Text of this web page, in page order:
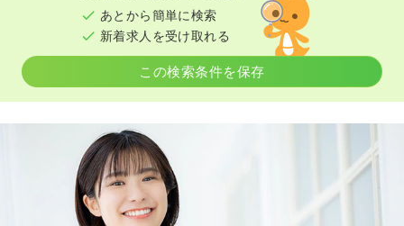
あとから簡単に検索
新着求人を受け取れる
この検索条件を保存